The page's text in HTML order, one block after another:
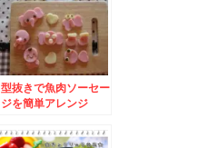
型抜きで魚肉ソーセー
ジを簡単アレンジ